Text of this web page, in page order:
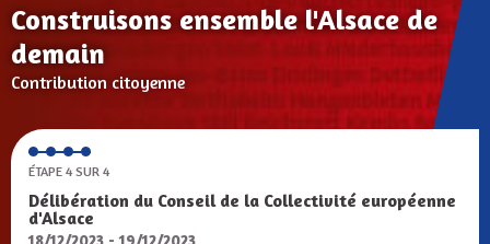
Construisons ensemble l'Alsace de
demain
Contribution citoyenne
ÉTAPE 4 SUR 4
Délibération du Conseil de la Collectivité européenne
d'Alsace
18/12/2023 - 19/12/2023